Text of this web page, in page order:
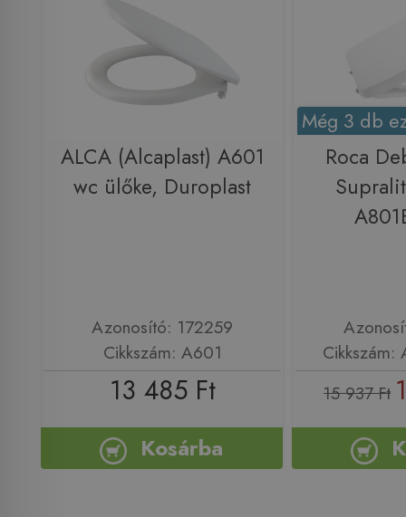
ALCA (Alcaplast) A601
wc ülőke, Duroplast
Azonosító: 172259
Cikkszám: A601
13 485 Ft
Kosárba
Még 3 db
Roca
15 937 Ft